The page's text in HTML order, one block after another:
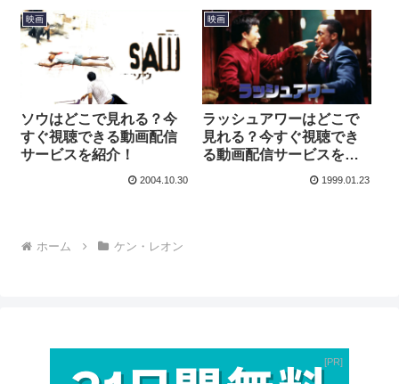
映画
ソウはどこで見れる？今
すぐ視聴できる動画配信
サービスを紹介！
2004.10.30
映画
ラッシュアワーはどこで
見れる？今すぐ視聴でき
る動画配信サービスを紹
1999.01.23
ホーム ケン・レオン
PR